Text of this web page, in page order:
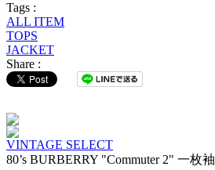
Tags :
ALL ITEM
TOPS
JACKET
Share :
VINTAGE SELECT
80’s BURBERRY "Commuter 2" 一枚袖